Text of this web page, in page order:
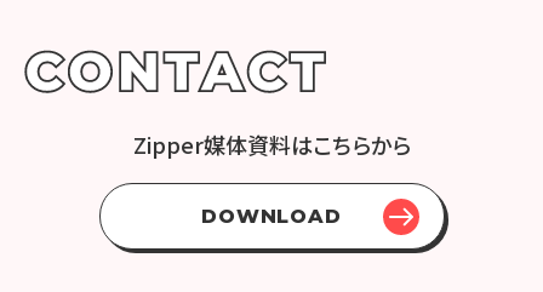
Zipper媒体資料はこちらから
DOWNLOAD